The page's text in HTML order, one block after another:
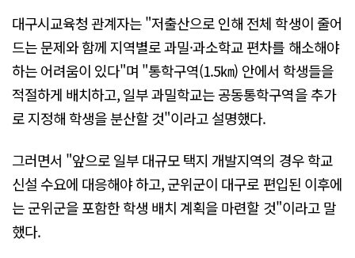
대구시교육청 관계자는 "저출산으로 인해 전체 학생이 줄어
드는 문제와 함께 지역별로 과밀·과소학교 편차를 해소해야
하는 어려움이 있다"며 "통학구역(1.5㎞) 안에서 학생들을
적절하게 배치하고, 일부 과밀학교는 공동통학구역을 추가
로 지정해 학생을 분산할 것"이라고 설명했다.
그러면서 "앞으로 일부 대규모 택지 개발지역의 경우 학교
신설 수요에 대응해야 하고, 군위군이 대구로 편입된 이후에
는 군위군을 포함한 학생 배치 계획을 마련할 것"이라고 말
했다.